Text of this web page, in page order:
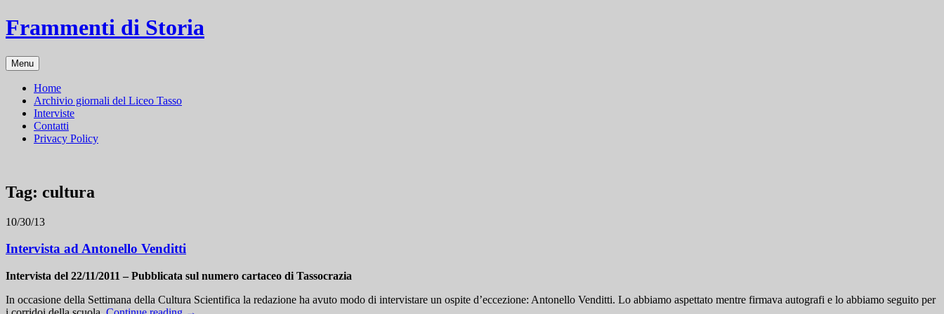
Frammenti di Storia
Menu
Home
Archivio giornali del Liceo Tasso
Interviste
Contatti
Privacy Policy
Tag: cultura
10/30/13
Intervista ad Antonello Venditti
Intervista del 22/11/2011 – Pubblicata sul numero cartaceo di Tassocrazia
In occasione della Settimana della Cultura Scientifica la redazione ha avuto modo di intervistare un ospite d’eccezione: Antonello Venditti. Lo abbiamo aspettato mentre firmava autografi e lo abbiamo seguito per